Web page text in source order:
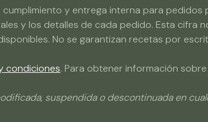
y entrega interna para
y los detalles de cada pedido. Esta cifra
No se garantizan recetas por
condiciones. Para obtener información
suspendida o descontinuada en